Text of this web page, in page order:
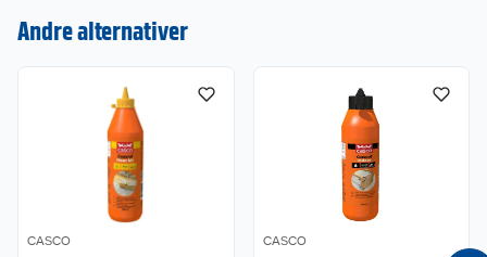
Andre alternativer
CASCO CASCO
Våre butikker
Våre merkevarer
Angre- og returrett
Reklamasjon og garanti
Ofte stilte spørsmål